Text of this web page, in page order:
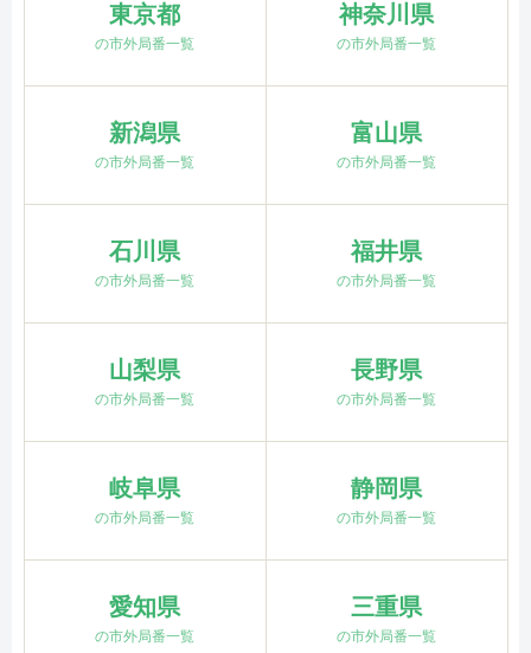
東京都
の市外局番一覧
神奈川県
の市外局番一覧
新潟県
の市外局番一覧
富山県
の市外局番一覧
石川県
の市外局番一覧
福井県
の市外局番一覧
山梨県
の市外局番一覧
長野県
の市外局番一覧
岐阜県
の市外局番一覧
静岡県
の市外局番一覧
愛知県
の市外局番一覧
三重県
の市外局番一覧